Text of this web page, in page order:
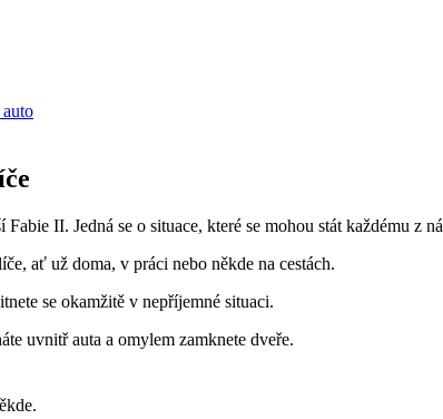
II. Jedná se o situace, které se mohou stát každému z
ať už doma, v práci nebo někde na cestách.
se okamžitě v nepříjemné situaci.
uvnitř auta a omylem zamknete dveře.